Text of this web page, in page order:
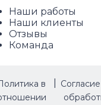
Наши работы
Наши клиенты
Отзывы
Команда
в